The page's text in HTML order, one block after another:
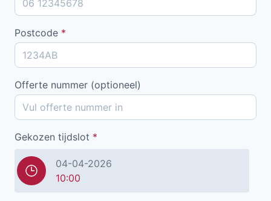
Postcode *
Offerte nummer (optioneel)
Gekozen tijdslot *
04-04-2026
10:00